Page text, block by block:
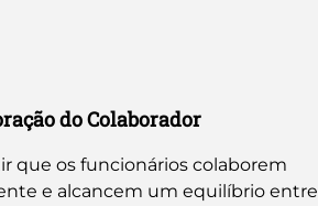
do Colaborador
que os funcionários colaborem
e alcancem um equilíbrio entre